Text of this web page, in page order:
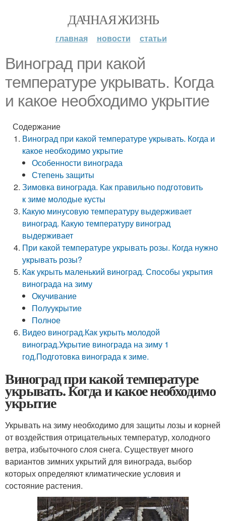
ДАЧНАЯ ЖИЗНЬ
главная новости статьи
Виноград при какой
температуре укрывать. Когда
и какое необходимо укрытие
Содержание
Виноград при какой температуре укрывать. Когда и
какое необходимо укрытие
Особенности винограда
Степень защиты
Зимовка винограда. Как правильно подготовить
к зиме молодые кусты
Какую минусовую температуру выдерживает
виноград. Какую температуру виноград
выдерживает
При какой температуре укрывать розы. Когда нужно
укрывать розы?
Как укрыть маленький виноград. Способы укрытия
винограда на зиму
Окучивание
Полуукрытие
Полное
Видео виноград.Как укрыть молодой
виноград.Укрытие винограда на зиму 1
год.Подготовка винограда к зиме.
Виноград при какой температуре
укрывать. Когда и какое необходимо
укрытие
Укрывать на зиму необходимо для защиты лозы и корней
от воздействия отрицательных температур, холодного
ветра, избыточного слоя снега. Существует много
вариантов зимних укрытий для винограда, выбор
которых определяют климатические условия и
состояние растения.